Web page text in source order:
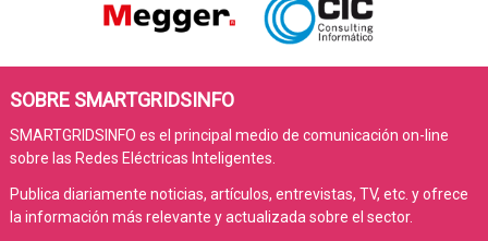
SOBRE SMARTGRIDSINFO
SMARTGRIDSINFO es el principal medio de comunicación on-line
sobre las Redes Eléctricas Inteligentes.
Publica diariamente noticias, artículos, entrevistas, TV, etc. y ofrece
la información más relevante y actualizada sobre el sector.